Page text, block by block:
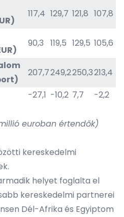
117,4 129,7 121,8 107,8
90,3 119,5 129,5 105,6
207,7249,2250,3213,4
-27,1 -10,2 7,7 -2,2
euroban értendők)
kereskedelmi
helyet foglalta el
kereskedelmi partnerei
Dél-Afrika és Egyiptom